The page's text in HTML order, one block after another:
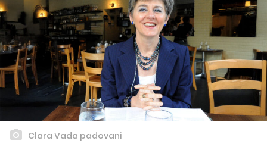
Clara Vada padovani